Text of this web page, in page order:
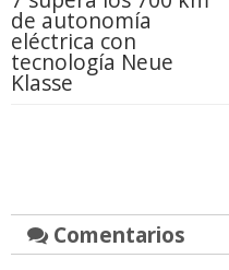
de autonomía
eléctrica con
tecnología Neue
Klasse
Comentarios